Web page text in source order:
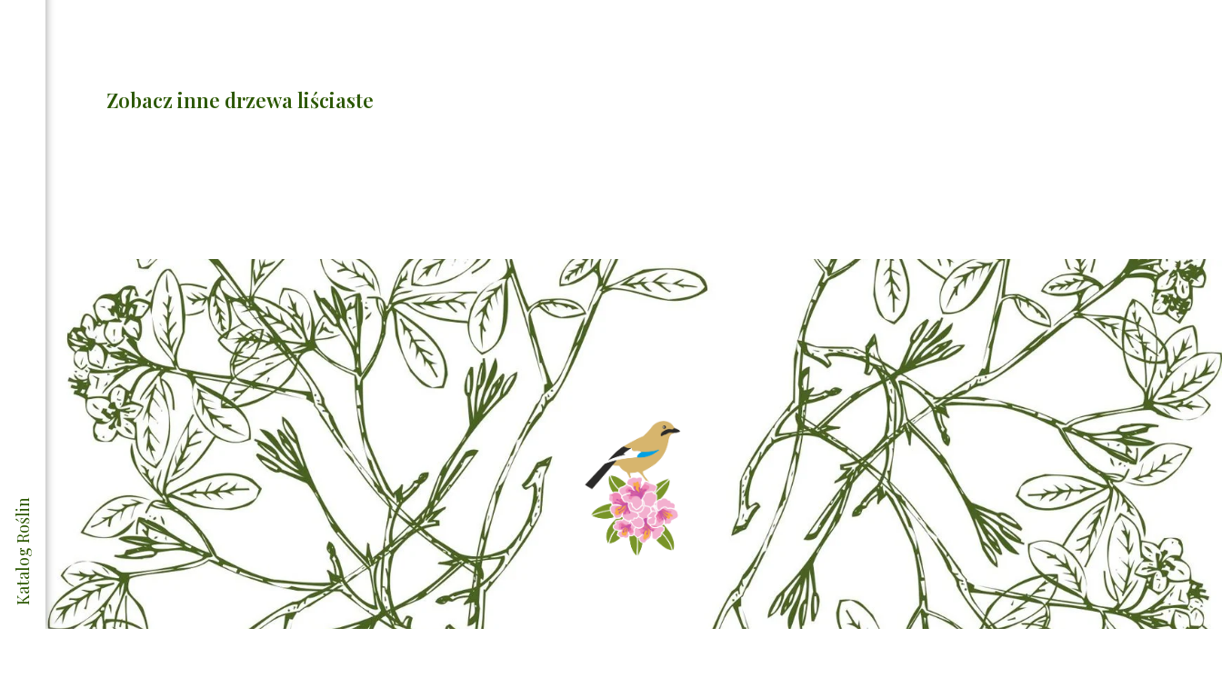
Katalog Roślin
Zobacz inne drzewa liściaste